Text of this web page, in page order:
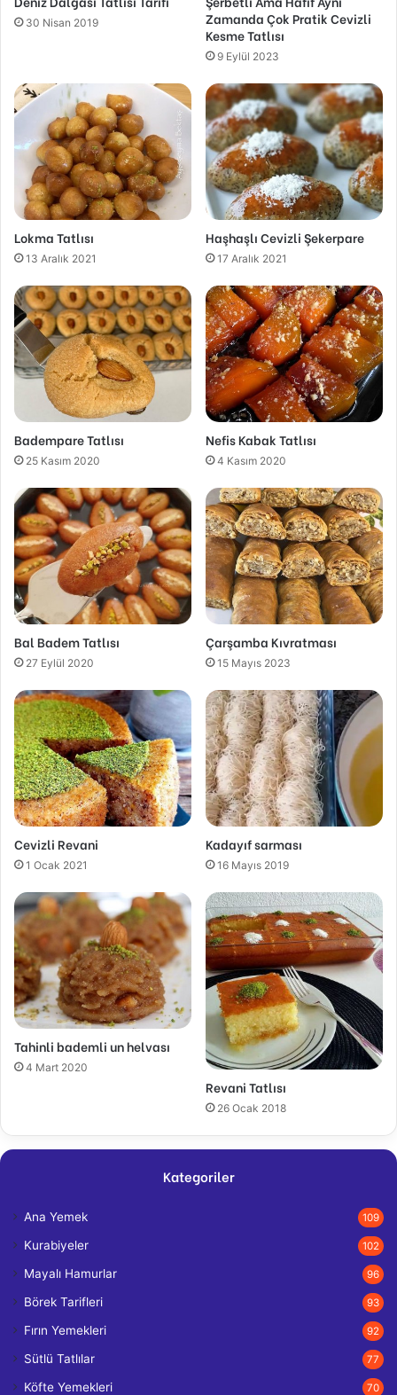
30 Nisan 2019
Zamanda Çok Pratik Cevizli
Kesme Tatlısı
9 Eylül 2023
Lokma Tatlısı
13 Aralık 2021
Haşhaşlı Cevizli Şekerpare
17 Aralık 2021
Badempare Tatlısı
25 Kasım 2020
Nefis Kabak Tatlısı
4 Kasım 2020
Bal Badem Tatlısı
27 Eylül 2020
Çarşamba Kıvratması
15 Mayıs 2023
Cevizli Revani
1 Ocak 2021
Kadayıf sarması
16 Mayıs 2019
Tahinli bademli un helvası
4 Mart 2020
Revani Tatlısı
26 Ocak 2018
Kategoriler
Ana Yemek 109
Kurabiyeler 102
Mayalı Hamurlar 96
Börek Tarifleri 93
Fırın Yemekleri 92
Sütlü Tatlılar 77
Köfte Yemekleri 70